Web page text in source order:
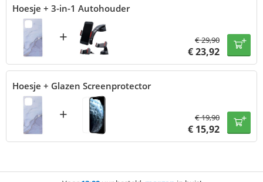
Hoesje + 3-in-1 Autohouder
+ €29,90
€23,92
Hoesje + Glazen Screenprotector
+ €19,90
€ 15,92